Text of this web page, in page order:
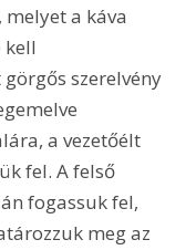
melyet a káva
kell
szerelvény
a vezetőélt
fel. A felső
fogassuk fel,
meg az